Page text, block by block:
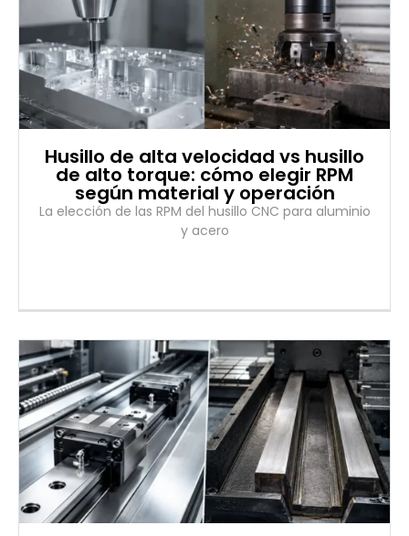
Husillo de alta velocidad vs husillo
de alto torque: cómo elegir RPM
según material y operación
La elección de las RPM del husillo CNC para aluminio
y acero